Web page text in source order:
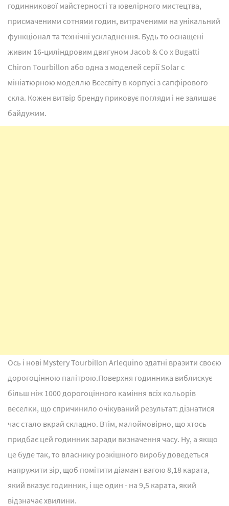
годинникової майстерності та ювелірного мистецтва,
присмаченими сотнями годин, витраченими на унікальний
функціонал та технічні ускладнення. Будь то оснащені
живим 16-циліндровим двигуном Jacob & Co x Bugatti
Chiron Tourbillon або одна з моделей серії Solar c
мініатюрною моделлю Всесвіту в корпусі з сапфірового
скла. Кожен витвір бренду приковує погляди і не залишає
байдужим.
Ось і нові Mystery Tourbillon Arlequino здатні вразити своєю
дорогоцінною палітрою.Поверхня годинника виблискує
більш ніж 1000 дорогоцінного каміння всіх кольорів
веселки, що спричинило очікуваний результат: дізнатися
час стало вкрай складно. Втім, малоймовірно, що хтось
придбає цей годинник заради визначення часу. Ну, а якщо
це буде так, то власнику розкішного виробу доведеться
напружити зір, щоб помітити діамант вагою 8,18 карата,
який вказує годинник, і ще один - на 9,5 карата, який
відзначає хвилини.